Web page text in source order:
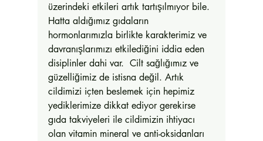
üzerindeki etkileri artık tartışılmıyor bile.
Hatta aldığımız gıdaların
hormonlarımızla birlikte karakterimiz ve
davranışlarımızı etkilediğini iddia eden
disiplinler dahi var.  Cilt sağlığımız ve
güzelliğimiz de istisna değil. Artık
cildimizi içten beslemek için hepimiz
yediklerimize dikkat ediyor gerekirse
gıda takviyeleri ile cildimizin ihtiyacı
olan vitamin mineral ve anti-oksidanları